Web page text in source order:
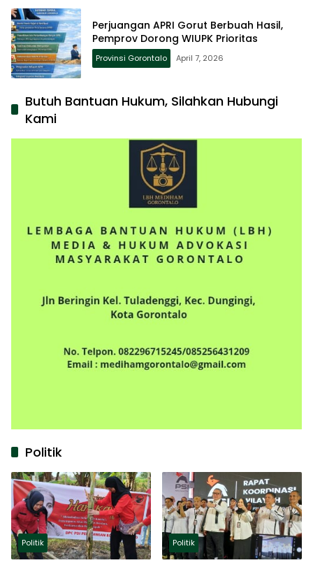
Perjuangan APRI Gorut Berbuah Hasil,
Pemprov Dorong WIUPK Prioritas
Provinsi Gorontalo April 7, 2026
Butuh Bantuan Hukum, Silahkan Hubungi
Kami
Politik
Politik Politik